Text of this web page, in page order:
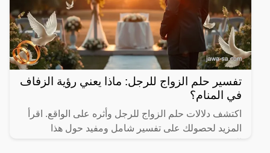
تفسير حلم الزواج للرجل: ماذا يعني رؤية الزفاف
في المنام؟
اكتشف دلالات حلم الزواج للرجل وأثره على الواقع. اقرأ
المزيد لحصولك على تفسير شامل ومفيد حول هذا